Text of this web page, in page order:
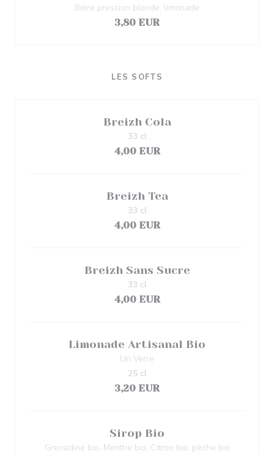
Bière pression blonde, limonade
3,80 EUR
LES SOFTS
Breizh Cola
4,00 EUR
33 cl
Breizh Tea
4,00 EUR
33 cl
Breizh Sans Sucre
4,00 EUR
33 cl
Limonade Artisanal Bio
Un Verre
3,20 EUR
25 cl
Sirop Bio
Grenadine bio, Menthe bio, Citron bio, pèche bio